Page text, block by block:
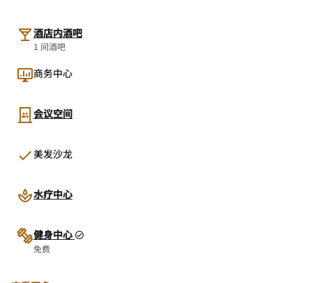
酒店内酒吧
1 间酒吧
商务中心
会议空间
美发沙龙
水疗中心
健身中心
免费